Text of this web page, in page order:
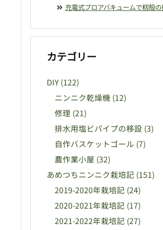
充電式ブロアバキュームで籾殻
カテゴリー
DIY (122)
ニンニク乾燥機 (12)
修理 (21)
排水用塩ビパイプの移設 (3)
自作バスケットゴール (7)
農作業小屋 (32)
あめつちニンニク栽培記 (151)
2019-2020年栽培記 (24)
2020-2021年栽培記 (17)
2021-2022年栽培記 (27)